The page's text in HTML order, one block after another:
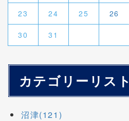
23 24 25 26
30 31
カテゴリーリスト
沼津(121)